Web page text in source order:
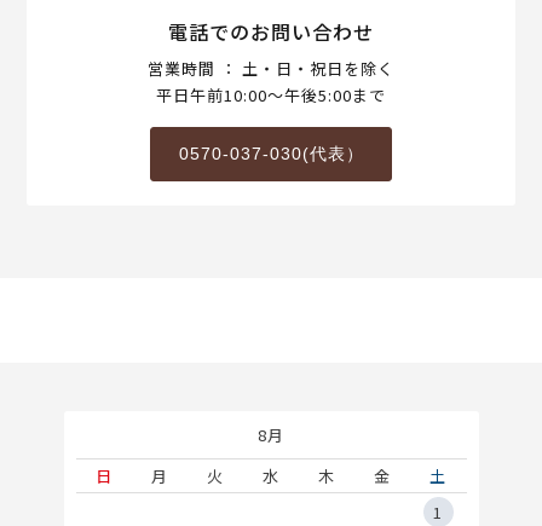
電話でのお問い合わせ
営業時間 ： 土・日・祝日を除く
平日午前10:00～午後5:00まで
0570-037-030(代表）
8月
日
月 火 水 木 金
土
1